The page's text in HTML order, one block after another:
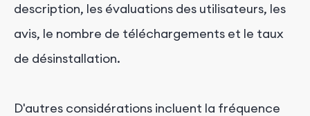
description, les évaluations des utilisateurs, les
avis, le nombre de téléchargements et le taux
de désinstallation.
D'autres considérations incluent la fréquence